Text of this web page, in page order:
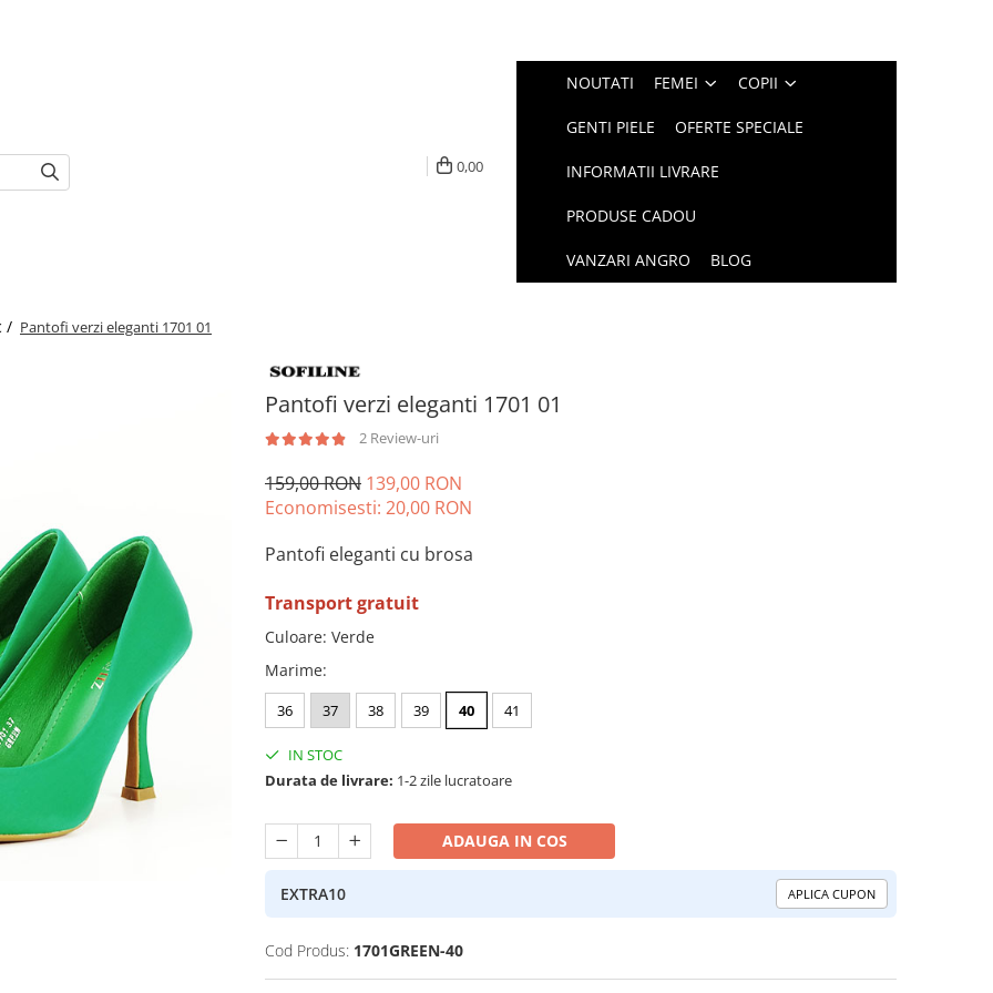
0,00
NOUTATI FEMEI COPII
GENTI PIELE OFERTE SPECIALE
INFORMATII LIVRARE
PRODUSE CADOU
VANZARI ANGRO BLOG
/ Pantofi verzi eleganti 1701 01
Pantofi verzi eleganti 1701 01
2 Review-uri
159,00 RON 139,00 RON
Economisesti: 20,00 RON
Pantofi eleganti cu brosa
Transport gratuit
Culoare: Verde
Marime:
36 37 38 39 40 41
IN STOC
Durata de livrare: 1-2 zile lucratoare
ADAUGA IN COS
EXTRA10 APLICA CUPON
Cod Produs: 1701GREEN-40